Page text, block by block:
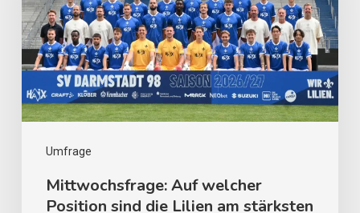
Umfrage
Mittwochsfrage: Auf welcher
Position sind die Lilien am stärksten